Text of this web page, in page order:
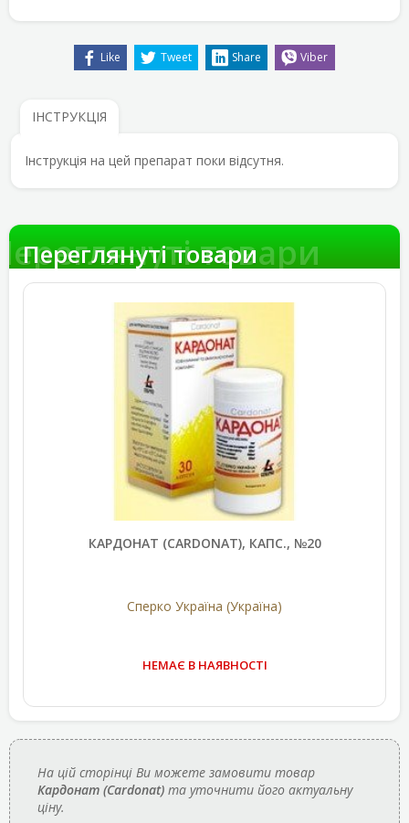
Like Tweet Share Viber
ІНСТРУКЦІЯ
Інструкція на цей препарат поки відсутня.
товари
Переглянуті товари
КАРДОНАТ (CARDONAT), КАПС., №20
Сперко Україна (Україна)
НЕМАЄ В НАЯВНОСТІ
На цій сторінці Ви можете замовити товар
Кардонат (Cardonat) та уточнити його актуальну
ціну.